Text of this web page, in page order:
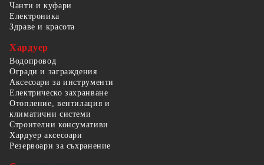
Чанти и куфари
Електроника
Здраве и красота
Хардуер
Водопровод
Огради и заграждения
Аксесоари за инструменти
Електрическо захранване
Отопление, вентилация и
климатични системи
Строителни консумативи
Хардуер аксесоари
Резервоари за съхранение